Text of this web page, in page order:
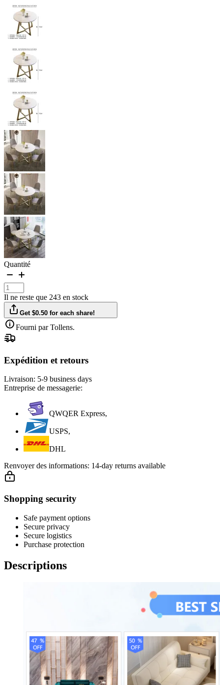
Quantité
Il ne reste que 243 en stock
Get $0.50 for each share!
Fourni par Tollens.
Expédition et retours
Livraison: 5-9 business days
Entreprise de messagerie:
QWQER Express,
USPS,
DHL
Renvoyer des informations: 14-day returns available
Shopping security
Safe payment options
Secure privacy
Secure logistics
Purchase protection
Descriptions